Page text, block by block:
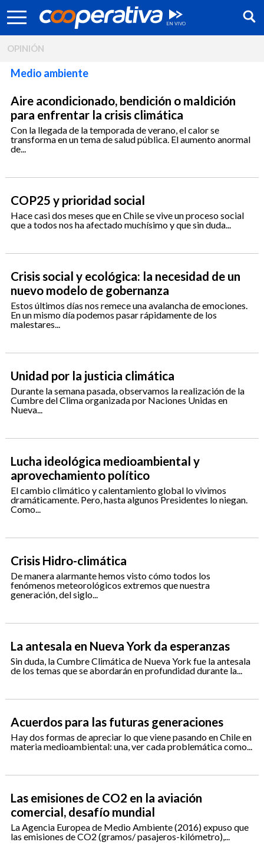
Síguenos:
OPINIÓN
Medio ambiente
Aire acondicionado, bendición o maldición
para enfrentar la crisis climática
Con la llegada de la temporada de verano, el calor se
transforma en un tema de salud pública. El aumento anormal
de...
COP25 y prioridad social
Hace casi dos meses que en Chile se vive un proceso social
que a todos nos ha afectado muchísimo y que sin duda...
Crisis social y ecológica: la necesidad de un
nuevo modelo de gobernanza
Estos últimos días nos remece una avalancha de emociones.
En un mismo día podemos pasar rápidamente de los
malestares...
Unidad por la justicia climática
Durante la semana pasada, observamos la realización de la
Cumbre del Clima organizada por Naciones Unidas en
Nueva...
Lucha ideológica medioambiental y
aprovechamiento político
El cambio climático y calentamiento global lo vivimos
dramáticamente. Pero, hasta algunos Presidentes lo niegan.
Como...
Crisis Hidro-climática
De manera alarmante hemos visto cómo todos los
fenómenos meteorológicos extremos que nuestra
generación, del siglo...
La antesala en Nueva York da esperanzas
Sin duda, la Cumbre Climática de Nueva York fue la antesala
de los temas que se abordarán en profundidad durante la...
Acuerdos para las futuras generaciones
Hay dos formas de apreciar lo que viene pasando en Chile en
materia medioambiental: una, ver cada problemática como...
Las emisiones de CO2 en la aviación
comercial, desafío mundial
La Agencia Europea de Medio Ambiente (2016) expuso que
las emisiones de CO2 (gramos/ pasajeros-kilómetro),...